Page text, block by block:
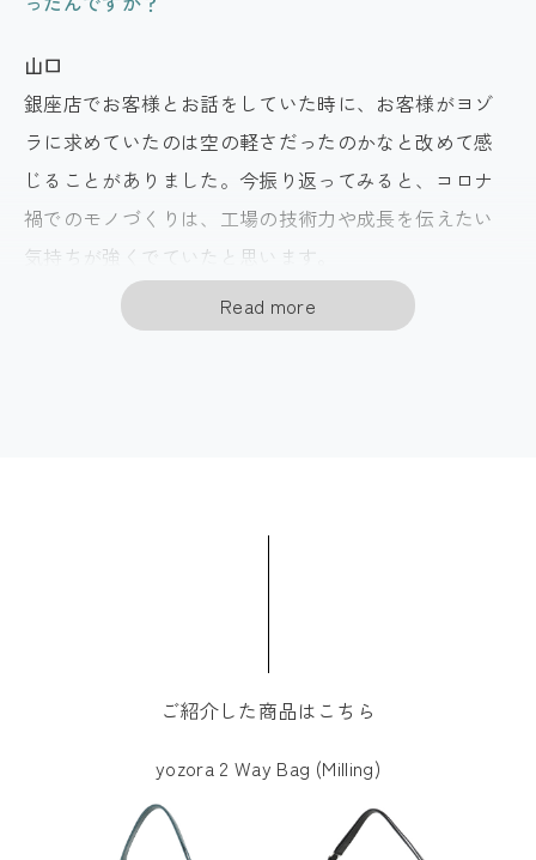
山口
銀座店でお客様とお話をしていた時に、お客様がヨゾ
ラに求めていたのは空の軽さだったのかなと改めて感
じることがありました。今振り返ってみると、コロナ
禍でのモノづくりは、工場の技術力や成長を伝えたい
気持ちが強くでていたと思います。
もう少しお客様と生産者の真ん中に立って「本当に快
適に仕事に行けるか？」「快適にシュシュッとバッグ
Read more
ご紹介した商品はこちら
yozora 2 Way Bag (Milling)